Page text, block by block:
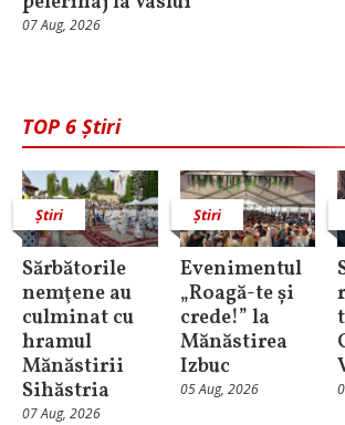
07 Aug, 2026
TOP 6 Știri
Știri
Sărbătorile
nemţene au
culminat cu
hramul
Mănăstirii
Sihăstria
07 Aug, 2026
Știri
Evenimentul
„Roagă-te și
crede!” la
Mănăstirea
Izbuc
05 Aug, 2026